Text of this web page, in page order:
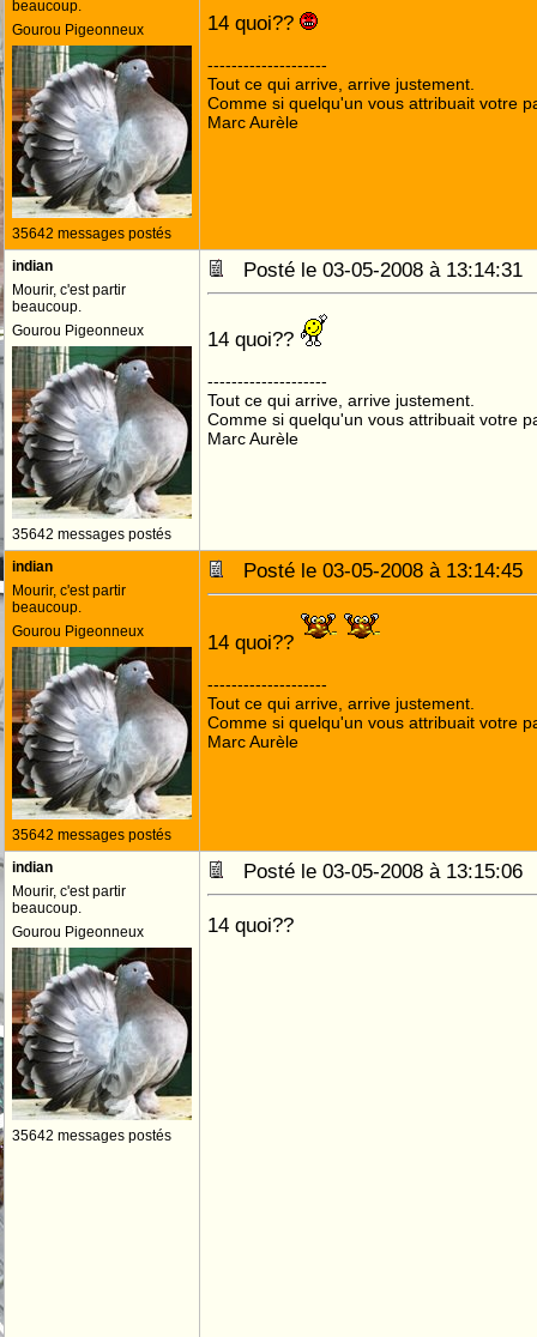
beaucoup.
Gourou Pigeonneux
35642 messages postés
14 quoi??
--------------------
Tout ce qui arrive, arrive justement.
Comme si quelqu'un vous attribuait votre
Marc Aurèle
indian
Mourir, c'est partir
beaucoup.
Gourou Pigeonneux
35642 messages postés
Posté le 03-05-2008 à
14 quoi??
--------------------
Tout ce qui arrive, arrive justement.
Comme si quelqu'un vous attribuait votre
Marc Aurèle
indian
Mourir, c'est partir
beaucoup.
Gourou Pigeonneux
35642 messages postés
Posté le 03-05-2008 à
14 quoi??
--------------------
Tout ce qui arrive, arrive justement.
Comme si quelqu'un vous attribuait votre
Marc Aurèle
indian
Mourir, c'est partir
beaucoup.
Gourou Pigeonneux
35642 messages postés
Posté le 03-05-2008 à
14 quoi??